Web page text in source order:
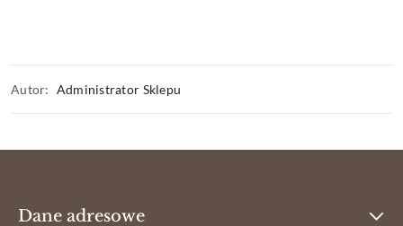
Autor: Administrator Sklepu
Dane adresowe